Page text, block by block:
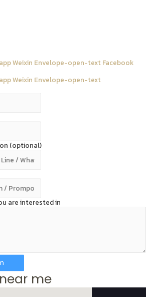
Weixin Envelope-open-text Facebook
Weixin Envelope-open-text
(optional)
are interested in
me